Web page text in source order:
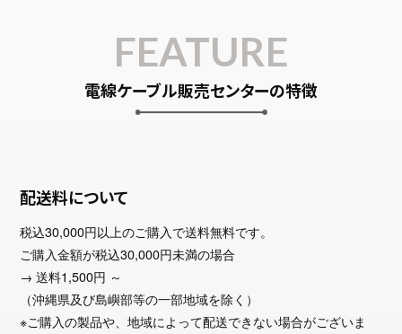
FEATURE
電線ケーブル販売センターの特徴
配送料について
税込30,000円以上のご購入で送料無料です。
ご購入金額が税込30,000円未満の場合
→ 送料1,500円 ～
（沖縄県及び島嶼部等の一部地域を除く）
※ご購入の製品や、地域によって配送できない場合がございま